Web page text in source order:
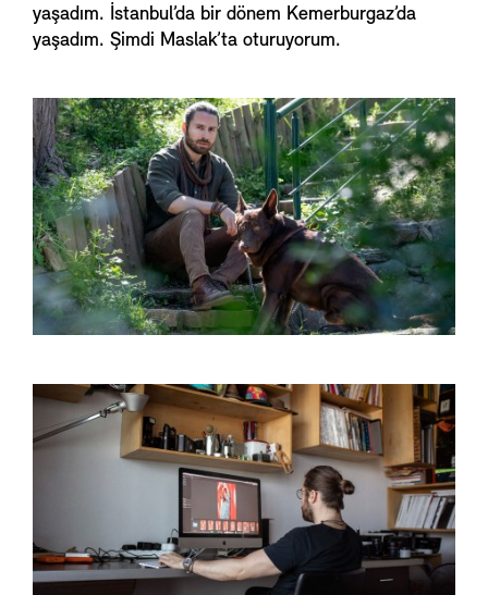
yaşadım. İstanbul’da bir dönem Kemerburgaz’da
yaşadım. Şimdi Maslak’ta oturuyorum.